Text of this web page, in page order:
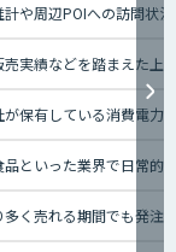
計や周辺POIへの訪問状
売実績などを踏まえた上
が保有している消費電力
品といった業界で日常的
多く売れる期間でも発注